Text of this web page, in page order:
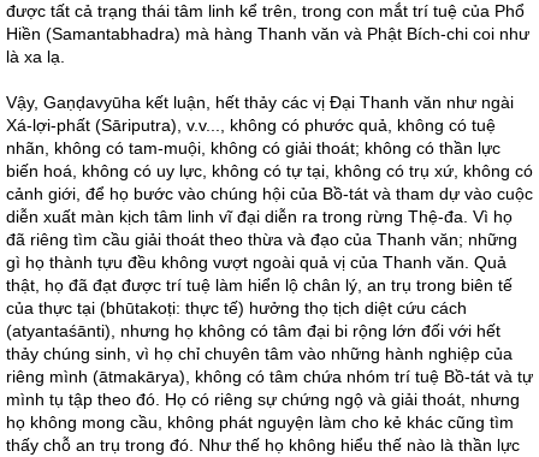
được tất cả trạng thái tâm linh kể trên, trong con mắt trí tuệ của Phổ
Hiền (Samantabhadra) mà hàng Thanh văn và Phật Bích-chi coi như
là xa lạ.
Vậy, Gaṇḍavyūha kết luận, hết thảy các vị Đại Thanh văn như ngài
Xá-lợi-phất (Sāriputra), v.v..., không có phước quả, không có tuệ
nhãn, không có tam-muội, không có giải thoát; không có thần lực
biến hoá, không có uy lực, không có tự tại, không có trụ xứ, không có
cảnh giới, để họ bước vào chúng hội của Bồ-tát và tham dự vào cuộc
diễn xuất màn kịch tâm linh vĩ đại diễn ra trong rừng Thệ-đa. Vì họ
đã riêng tìm cầu giải thoát theo thừa và đạo của Thanh văn; những
gì họ thành tựu đều không vượt ngoài quả vị của Thanh văn. Quả
thật, họ đã đạt được trí tuệ làm hiển lộ chân lý, an trụ trong biên tế
của thực tại (bhūtakoṭi: thực tế) hưởng thọ tịch diệt cứu cách
(atyantaśānti), nhưng họ không có tâm đại bi rộng lớn đối với hết
thảy chúng sinh, vì họ chỉ chuyên tâm vào những hành nghiệp của
riêng mình (ātmakārya), không có tâm chứa nhóm trí tuệ Bồ-tát và tự
mình tụ tập theo đó. Họ có riêng sự chứng ngộ và giải thoát, nhưng
họ không mong cầu, không phát nguyện làm cho kẻ khác cũng tìm
thấy chỗ an trụ trong đó. Như thế họ không hiểu thế nào là thần lực